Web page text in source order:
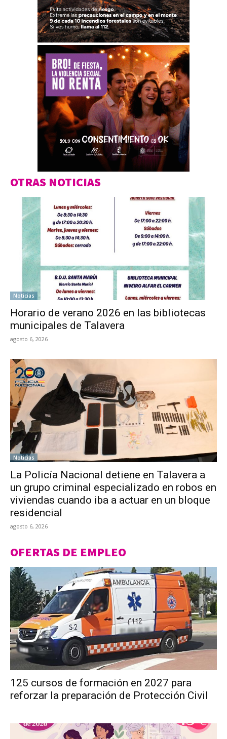
OTRAS NOTICIAS
Noticias
Horario de verano 2026 en las bibliotecas
municipales de Talavera
agosto 6, 2026
Noticias
La Policía Nacional detiene en Talavera a
un grupo criminal especializado en robos en
viviendas cuando iba a actuar en un bloque
residencial
agosto 6, 2026
OFERTAS DE EMPLEO
125 cursos de formación en 2027 para
reforzar la preparación de Protección Civil